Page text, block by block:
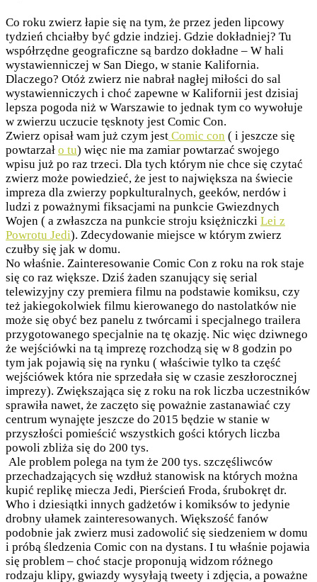
Co roku zwierz łapie się na tym, że przez jeden lipcowy
tydzień chciałby być gdzie indziej. Gdzie dokładniej? Tu
współrzędne geograficzne są bardzo dokładne – W hali
wystawienniczej w San Diego, w stanie Kalifornia.
Dlaczego? Otóż zwierz nie nabrał nagłej miłości do sal
wystawienniczych i choć zapewne w Kalifornii jest dzisiaj
lepsza pogoda niż w Warszawie to jednak tym co wywołuje
w zwierzu uczucie tęsknoty jest Comic Con.
Zwierz opisał wam już czym jest Comic con ( i jeszcze się
powtarzał o tu) więc nie ma zamiar powtarzać swojego
wpisu już po raz trzeci. Dla tych którym nie chce się czytać
zwierz może powiedzieć, że jest to największa na świecie
impreza dla zwierzy popkulturalnych, geeków, nerdów i
ludzi z poważnymi fiksacjami na punkcie Gwiezdnych
Wojen ( a zwłaszcza na punkcie stroju księżniczki Lei z
Powrotu Jedi). Zdecydowanie miejsce w którym zwierz
czułby się jak w domu.
No właśnie. Zainteresowanie Comic Con z roku na rok staje
się co raz większe. Dziś żaden szanujący się serial
telewizyjny czy premiera filmu na podstawie komiksu, czy
też jakiegokolwiek filmu kierowanego do nastolatków nie
może się obyć bez panelu z twórcami i specjalnego trailera
przygotowanego specjalnie na tę okazję. Nic więc dziwnego
że wejściówki na tą imprezę rozchodzą się w 8 godzin po
tym jak pojawią się na rynku ( właściwie tylko ta część
wejściówek która nie sprzedała się w czasie zeszłorocznej
imprezy). Zwiększająca się z roku na rok liczba uczestników
sprawiła nawet, że zaczęto się poważnie zastanawiać czy
centrum wynajęte jeszcze do 2015 będzie w stanie w
przyszłości pomieścić wszystkich gości których liczba
powoli zbliża się do 200 tys.
Ale problem polega na tym że 200 tys. szczęśliwców
przechadzających się wzdłuż stanowisk na których można
kupić replikę miecza Jedi, Pierścień Froda, śrubokręt dr.
Who i dziesiątki innych gadżetów i komiksów to jedynie
drobny ułamek zainteresowanych. Większość fanów
podobnie jak zwierz musi zadowolić się siedzeniem w domu
i próbą śledzenia Comic con na dystans. I tu właśnie pojawia
się problem – choć stacje proponują widzom różnego
rodzaju klipy, gwiazdy wysyłają tweety i zdjęcia, a poważne